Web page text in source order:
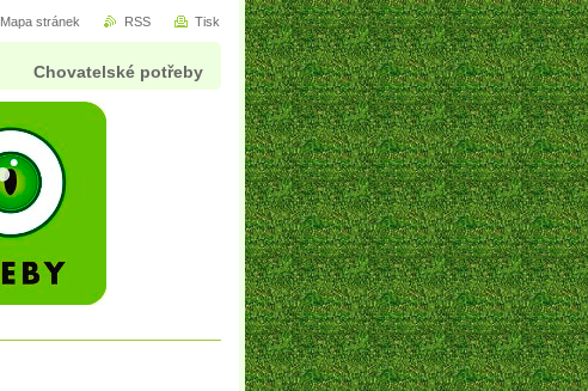
Chovatelské potřeby
Mapa stránek RSS Tisk